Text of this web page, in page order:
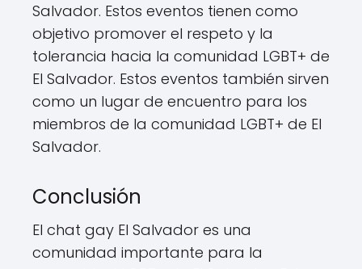
Salvador. Estos eventos tienen como
objetivo promover el respeto y la
tolerancia hacia la comunidad LGBT+ de
El Salvador. Estos eventos también sirven
como un lugar de encuentro para los
miembros de la comunidad LGBT+ de El
Salvador.
Conclusión
El chat gay El Salvador es una
comunidad importante para la